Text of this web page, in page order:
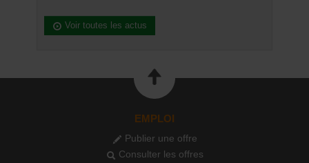
Voir toutes les actus
EMPLOI
Publier une offre
Consulter les offres